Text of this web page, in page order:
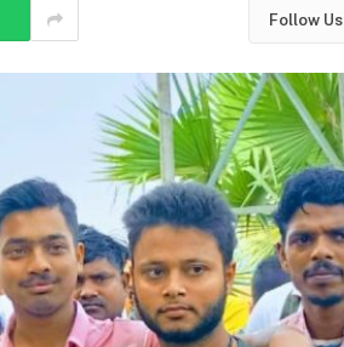
Follow Us